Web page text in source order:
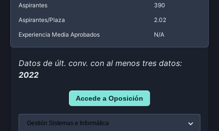
Aspirantes
390
Aspirantes/Plaza
2.02
Experiencia Media Aprobados
N/A
Datos de últ. conv. con al menos tres datos:
2022
Accede a Oposición